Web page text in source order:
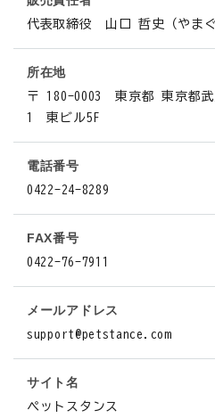
お悩みから探す
よくあるご質問
ご利用ガイド
ご相談室
プライバシーポリシー
特定商取引法について
0120-40-1387
代表取締役 山口 哲史（やま
所在地
〒 180-0003 東京都 東京都
1 東ビル5F
電話番号
0422-24-8289
FAX番号
0422-76-7911
メールアドレス
support@petstance.com
サイト名
ペットスタンス